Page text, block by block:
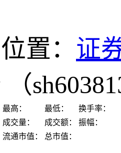
置： 证
（
最高： 最低：
换手率：
成交量： 成交额：
振幅：
流通市值： 总市值：